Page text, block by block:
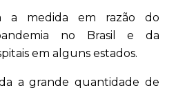
a medida em razão do
no Brasil e da
em alguns estados.
a grande quantidade de